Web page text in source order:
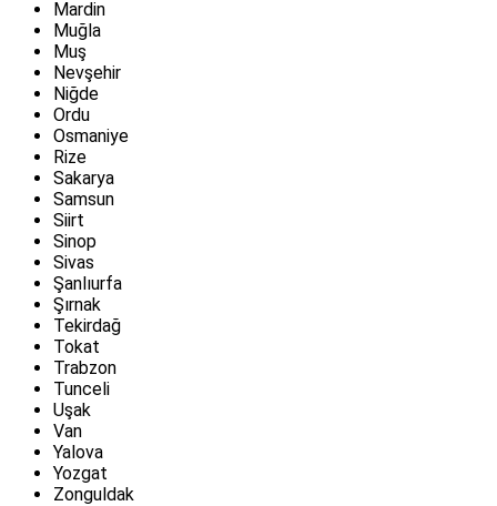
Mardin
Muğla
Muş
Nevşehir
Niğde
Ordu
Osmaniye
Rize
Sakarya
Samsun
Siirt
Sinop
Sivas
Şanlıurfa
Şırnak
Tekirdağ
Tokat
Trabzon
Tunceli
Uşak
Van
Yalova
Yozgat
Zonguldak